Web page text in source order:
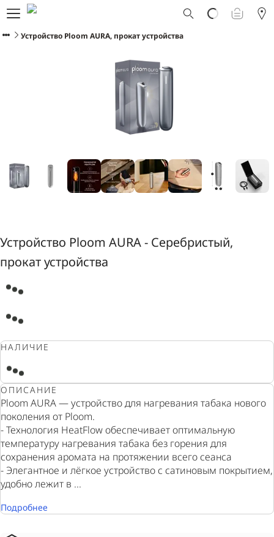
Что такое Ploom AURA?
Каталог
Служба поддержки Ploom
Фирменные магазины
РУССКИЙ
Устройство Ploom AURA, прокат устройства
Устройство Ploom AURA - Серебристый,
прокат устройства
НАЛИЧИЕ
ОПИСАНИЕ
Ploom AURA — устройство для нагревания табака нового
поколения от Ploom.
- Технология HeatFlow обеспечивает оптимальную
температуру нагревания табака без горения для
сохранения аромата на протяжении всего сеанса
- Элегантное и лёгкое устройство с сатиновым покрытием,
удобно лежит в ...
Подробнее